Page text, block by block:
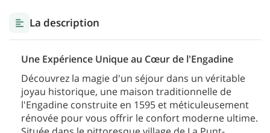
La description
Une Expérience Unique au Cœur de l'Engadine
Découvrez la magie d'un séjour dans un véritable
joyau historique, une maison traditionnelle de
l'Engadine construite en 1595 et méticuleusement
rénovée pour vous offrir le confort moderne ultime.